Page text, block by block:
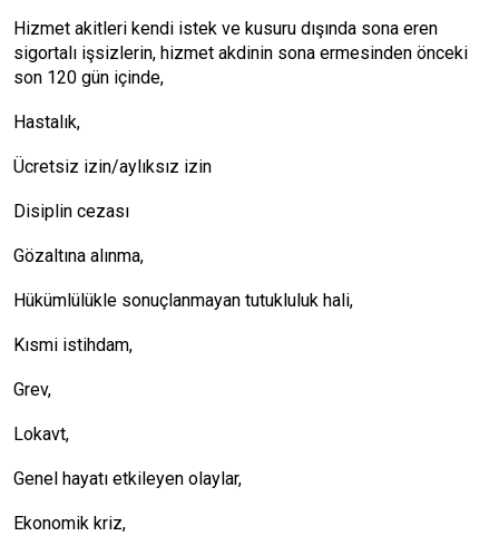
Hizmet akitleri kendi istek ve kusuru dışında sona eren
sigortalı işsizlerin, hizmet akdinin sona ermesinden önceki
son 120 gün içinde,
Hastalık,
Ücretsiz izin/aylıksız izin
Disiplin cezası
Gözaltına alınma,
Hükümlülükle sonuçlanmayan tutukluluk hali,
Kısmi istihdam,
Grev,
Lokavt,
Genel hayatı etkileyen olaylar,
Ekonomik kriz,